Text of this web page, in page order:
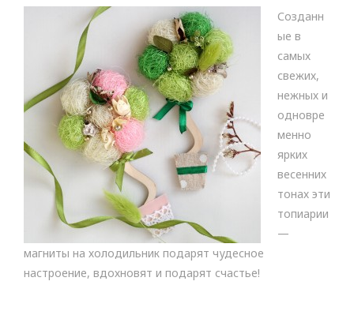
c
k
i
t
e
r
v
e
r
n
a
l
Созданн
ые в
самых
свежих,
нежных и
одновре
менно
ярких
весенних
тонах эти
топиарии
—
магниты на холодильник подарят чудесное
настроение, вдохновят и подарят счастье!